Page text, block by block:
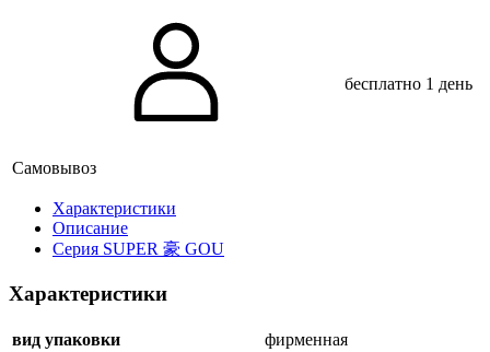
Самовывоз
бесплатно 1 день
Xарактеристики
Описание
Серия SUPER 豪 GOU
Характеристики
вид упаковки
фирменная